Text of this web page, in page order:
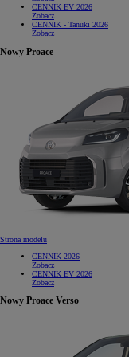
CENNIK EV 2026
Zobacz
CENNIK - Tanuki 2026
Zobacz
Nowy Proace
Strona modelu
CENNIK 2026
Zobacz
CENNIK EV 2026
Zobacz
Nowy Proace Verso